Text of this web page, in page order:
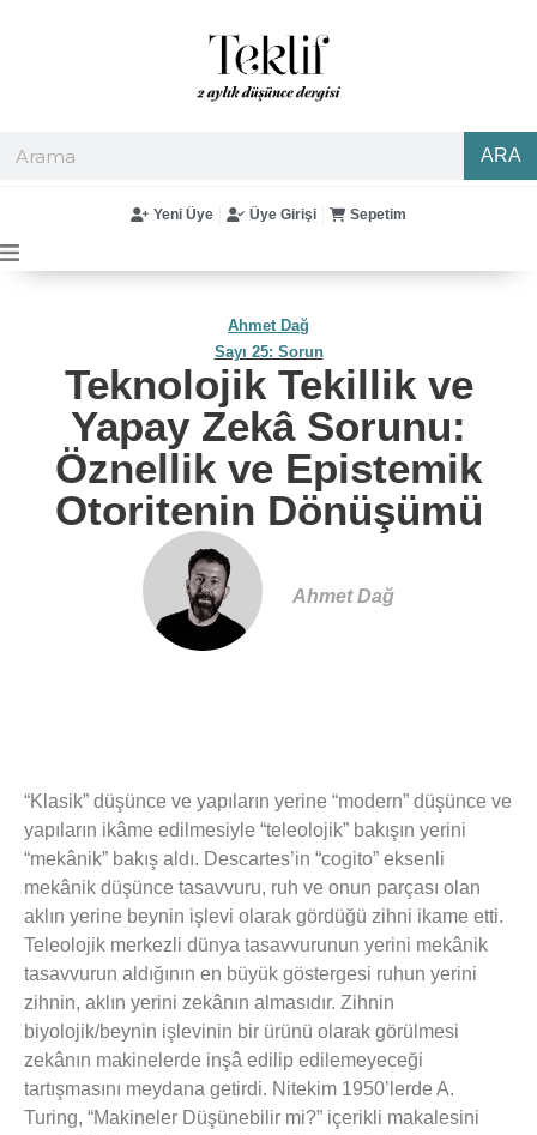
ARA
Yeni Üye Üye Girişi Sepetim
Ahmet Dağ
Sayı 25: Sorun
Teknolojik Tekillik ve
Yapay Zekâ Sorunu:
Öznellik ve Epistemik
Otoritenin Dönüşümü
Ahmet Dağ
“Klasik” düşünce ve yapıların yerine “modern” düşünce ve
yapıların ikâme edilmesiyle “teleolojik” bakışın yerini
“mekânik” bakış aldı. Descartes’in “cogito” eksenli
mekânik düşünce tasavvuru, ruh ve onun parçası olan
aklın yerine beynin işlevi olarak gördüğü zihni ikame etti.
Teleolojik merkezli dünya tasavvurunun yerini mekânik
tasavvurun aldığının en büyük göstergesi ruhun yerini
zihnin, aklın yerini zekânın almasıdır. Zihnin
biyolojik/beynin işlevinin bir ürünü olarak görülmesi
zekânın makinelerde inşâ edilip edilemeyeceği
tartışmasını meydana getirdi. Nitekim 1950’lerde A.
Turing, “Makineler Düşünebilir mi?” içerikli makalesini